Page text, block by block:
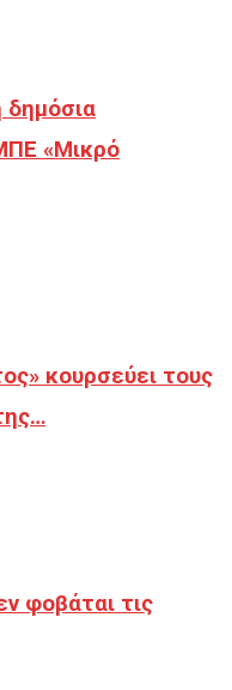
δημόσια
«Μικρό
κουρσεύει τους
φοβάται τις